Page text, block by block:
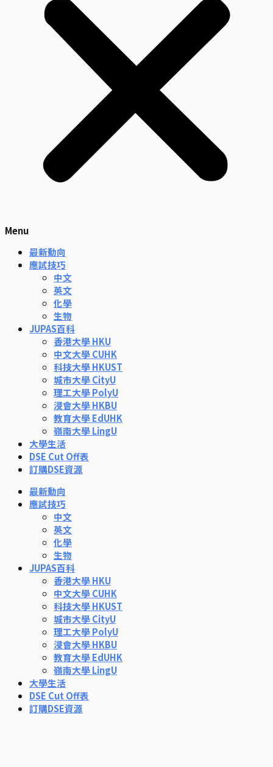
Menu
最新動向
應試技巧
中文
英文
化學
生物
JUPAS百科
香港大學 HKU
中文大學 CUHK
科技大學 HKUST
城市大學 CityU
理工大學 PolyU
浸會大學 HKBU
教育大學 EdUHK
嶺南大學 LingU
大學生活
DSE Cut Off表
訂購DSE資源
最新動向
應試技巧
中文
英文
化學
生物
JUPAS百科
香港大學 HKU
中文大學 CUHK
科技大學 HKUST
城市大學 CityU
理工大學 PolyU
浸會大學 HKBU
教育大學 EdUHK
嶺南大學 LingU
大學生活
DSE Cut Off表
訂購DSE資源